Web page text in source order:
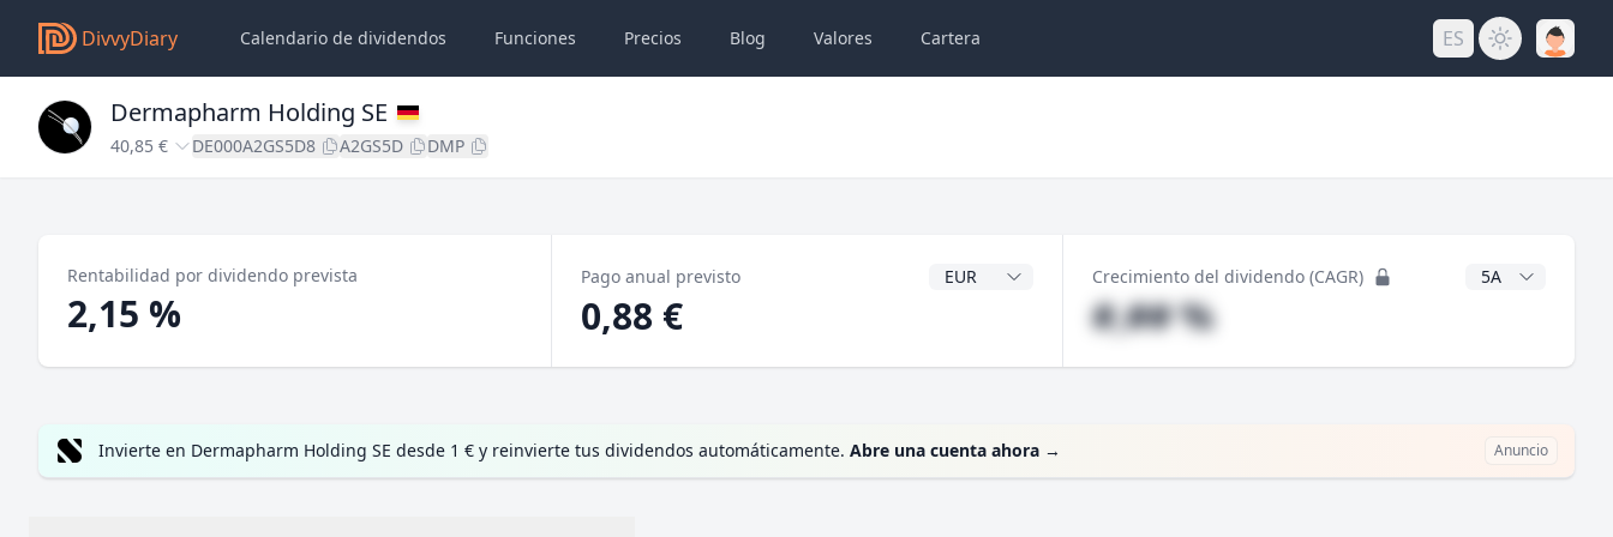
DivvyDiary Calendario de dividendos Funciones Precios Blog Valores Cartera ES
Dermapharm Holding SE
40,85 € DE000A2GS5D8 A2GS5D DMP
Rentabilidad por dividendo prevista
2,15 %
Pago anual previsto Divisa del dividendo
0,88 €
Crecimiento del dividendo (CAGR) Años CAGR
#,## %
Invierte en Dermapharm Holding SE desde 1 € y reinvierte tus dividendos automáticamente. Abre una cuenta ahora → Anuncio